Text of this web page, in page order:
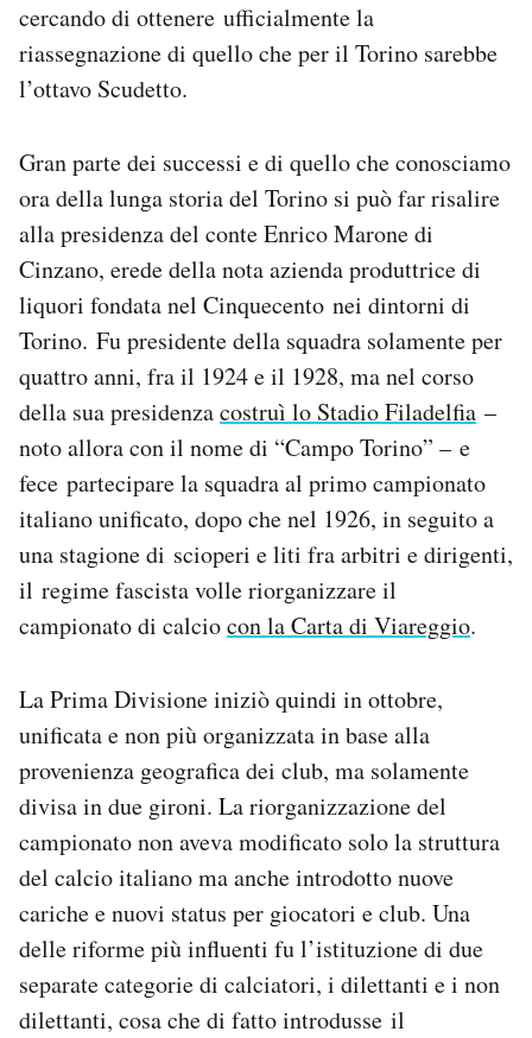
cercando di ottenere ufficialmente la
riassegnazione di quello che per il Torino sarebbe
l’ottavo Scudetto.
Gran parte dei successi e di quello che conosciamo
ora della lunga storia del Torino si può far risalire
alla presidenza del conte Enrico Marone di
Cinzano, erede della nota azienda produttrice di
liquori fondata nel Cinquecento nei dintorni di
Torino. Fu presidente della squadra solamente per
quattro anni, fra il 1924 e il 1928, ma nel corso
della sua presidenzacostruì lo Stadio Filadelfia –
noto allora con il nome di “Campo Torino” – e
fece partecipare la squadra al primo campionato
italiano unificato, dopo che nel 1926, in seguito a
una stagione di scioperi e liti fra arbitri e dirigenti,
il regime fascista volle riorganizzare il
campionato di calciocon la Carta di Viareggio.
La Prima Divisione iniziò quindi in ottobre,
unificata e non più organizzata in base alla
provenienza geografica dei club, ma solamente
divisa in due gironi. La riorganizzazione del
campionato non aveva modificato solo la struttura
del calcio italiano ma anche introdotto nuove
cariche e nuovi status per giocatori e club. Una
delle riforme più influenti fu l’istituzione di due
separate categorie di calciatori, i dilettanti e i non
dilettanti, cosa che di fatto introdusse il